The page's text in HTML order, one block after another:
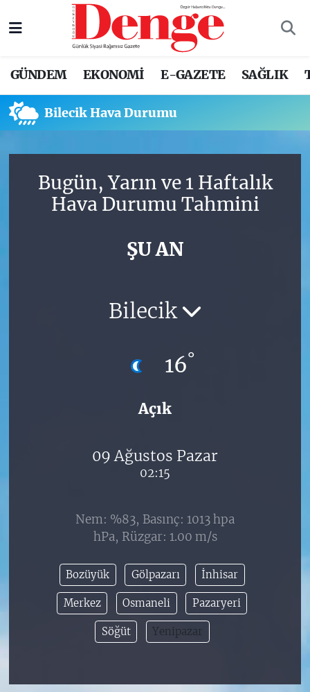
GÜNDEM EKONOMİ E-GAZETE SAĞLIK
Bilecik Hava Durumu
Bugün, Yarın ve 1 Haftalık
Hava Durumu Tahmini
ŞU AN
Bilecik
16°
Açık
09 Ağustos Pazar
02:15
Nem: %83, Basınç: 1013 hpa
hPa, Rüzgar: 1.00 m/s
Bozüyük Gölpazarı İnhisar
Merkez Osmaneli Pazaryeri
Söğüt Yenipazar
Nöbetçi Eczaneler
Trafik Durumu
Süper Lig Puan Durumu ve Fikstür
Tüm Manşetler